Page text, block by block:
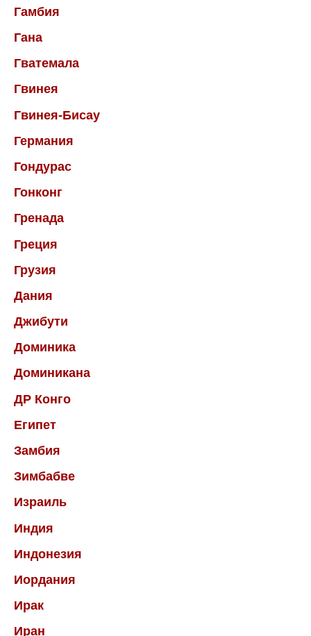
Гамбия
Гана
Гватемала
Гвинея
Гвинея-Бисау
Германия
Гондурас
Гонконг
Гренада
Греция
Грузия
Дания
Джибути
Доминика
Доминикана
ДР Конго
Египет
Замбия
Зимбабве
Израиль
Индия
Индонезия
Иордания
Ирак
Иран